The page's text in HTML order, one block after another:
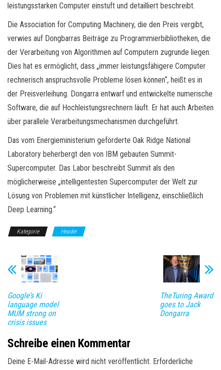
leistungsstarken Computer einstuft und detailliert beschreibt.
Die Association for Computing Machinery, die den Preis vergibt,
verwies auf Dongbarras Beiträge zu Programmierbibliotheken, die
der Verarbeitung von Algorithmen auf Computern zugrunde liegen.
Dies hat es ermöglicht, dass „immer leistungsfähigere Computer
rechnerisch anspruchsvolle Probleme lösen können“, heißt es in
der Preisverleihung. Dongarra entwarf und entwickelte numerische
Software, die auf Hochleistungsrechnern läuft. Er hat auch Arbeiten
über parallele Verarbeitungsmechanismen durchgeführt.
Das vom Energieministerium geförderte Oak Ridge National
Laboratory beherbergt den von IBM gebauten Summit-
Supercomputer. Das Labor beschreibt Summit als den
möglicherweise „intelligentesten Supercomputer der Welt zur
Lösung von Problemen mit künstlicher Intelligenz, einschließlich
Deep Learning.“
Kategorie Header
Google’s Ki
language model
MUM strong on
crisis issues
TheTuring Award
goes to Jack
Dongarra
Schreibe einen Kommentar
Deine E-Mail-Adresse wird nicht veröffentlicht. Erforderliche